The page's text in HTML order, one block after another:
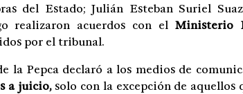
del Estado; Julián Esteban Suriel
realizaron acuerdos con el Ministerio
por el tribunal.
la Pepca declaró a los medios de
a juicio,solo con la excepción de aquellos